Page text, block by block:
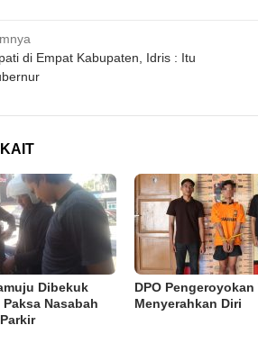
di Empat Kabupaten, Idris : Itu
Dibekuk
Nasabah
DPO Pengeroyokan
Menyerahkan Diri